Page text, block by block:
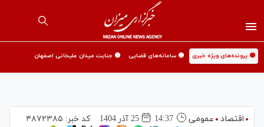
🟡 پرونده‌های ویژه خبری 🟡 سامانه‌های قضایی 🟡 جنایت میدان علیخانی اصفهان
اقتصاد عمومی 14:37 25 آذر 1404 کد خبر: ۴۸۷۲۳۸۵